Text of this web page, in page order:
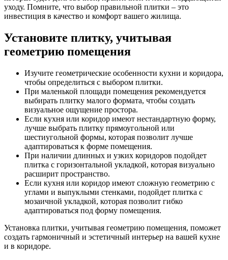
уходу. Помните, что выбор правильной плитки – это
инвестиция в качество и комфорт вашего жилища.
Установите плитку, учитывая
геометрию помещения
Изучите геометрические особенности кухни и коридора,
чтобы определиться с выбором плитки.
При маленькой площади помещения рекомендуется
выбирать плитку малого формата, чтобы создать
визуальное ощущение простора.
Если кухня или коридор имеют нестандартную форму,
лучше выбрать плитку прямоугольной или
шестиугольной формы, которая позволит лучше
адаптироваться к форме помещения.
При наличии длинных и узких коридоров подойдет
плитка с горизонтальной укладкой, которая визуально
расширит пространство.
Если кухня или коридор имеют сложную геометрию с
углами и выпуклыми стенками, подойдет плитка с
мозаичной укладкой, которая позволит гибко
адаптироваться под форму помещения.
Установка плитки, учитывая геометрию помещения, поможет
создать гармоничный и эстетичный интерьер на вашей кухне
и в коридоре.